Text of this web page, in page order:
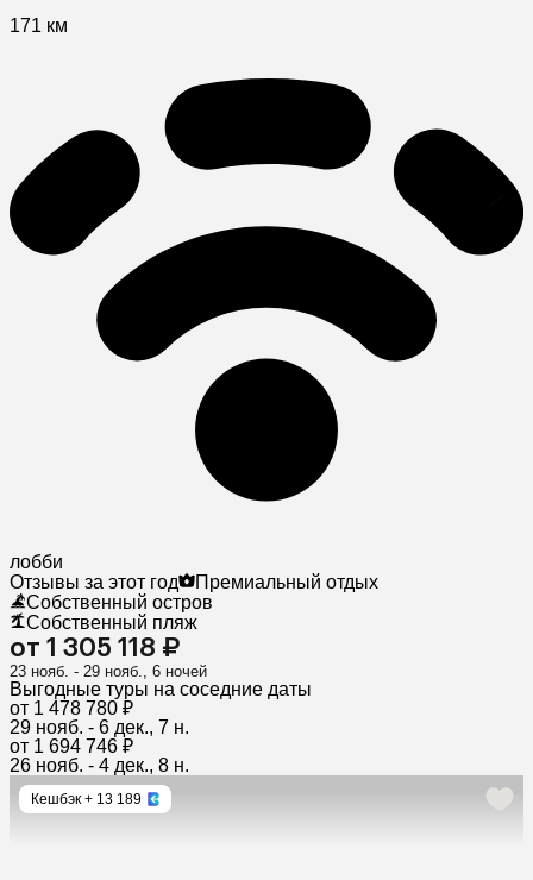
171 км
лобби
Отзывы за этот год
Премиальный отдых
Собственный остров
Собственный пляж
от 1 305 118 ₽
23 нояб. - 29 нояб., 6 ночей
Выгодные туры на соседние даты
от 1 478 780 ₽
29 нояб. - 6 дек., 7 н.
от 1 694 746 ₽
26 нояб. - 4 дек., 8 н.
Кешбэк + 13 189